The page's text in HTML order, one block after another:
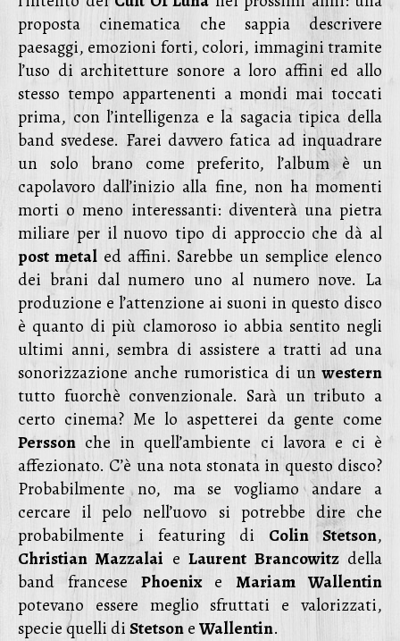
proposta cinematica che sappia descrivere
paesaggi, emozioni forti, colori, immagini tramite
l’uso di architetture sonore a loro affini ed allo
stesso tempo appartenenti a mondi mai toccati
prima, con l’intelligenza e la sagacia tipica della
band svedese. Farei davvero fatica ad inquadrare
un solo brano come preferito, l’album è un
capolavoro dall’inizio alla fine, non ha momenti
morti o meno interessanti: diventerà una pietra
miliare per il nuovo tipo di approccio che dà al
post metaled affini. Sarebbe un semplice elenco
dei brani dal numero uno al numero nove. La
produzione e l’attenzione ai suoni in questo disco
è quanto di più clamoroso io abbia sentito negli
ultimi anni, sembra di assistere a tratti ad una
sonorizzazione anche rumoristica di unwestern
tutto fuorchè convenzionale. Sarà un tributo a
certo cinema? Me lo aspetterei da gente come
Persson che in quell’ambiente ci lavora e ci è
affezionato. C’è una nota stonata in questo disco?
Probabilmente no, ma se vogliamo andare a
cercare il pelo nell’uovo si potrebbe dire che
probabilmente i featuring di Colin Stetson,
Christian Mazzalai eLaurent Brancowitzdella
band francese PhoenixeMariam Wallentin
potevano essere meglio sfruttati e valorizzati,
specie quelli diStetsoneWallentin.